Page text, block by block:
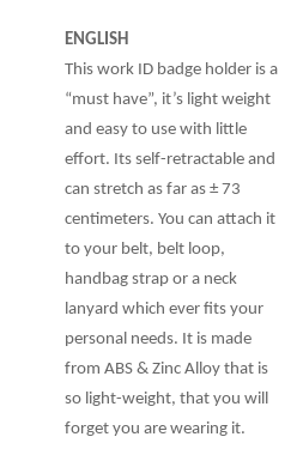
ENGLISH
This work ID badge holder is a
“must have”, it’s light weight
and easy to use with little
effort. Its self-retractable and
can stretch as far as ± 73
centimeters. You can attach it
to your belt, belt loop,
handbag strap or a neck
lanyard which ever fits your
personal needs. It is made
from ABS & Zinc Alloy that is
so light-weight, that you will
forget you are wearing it.